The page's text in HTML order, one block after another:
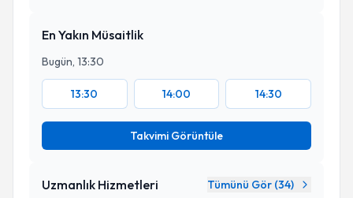
En Yakın Müsaitlik
Bugün, 13:30
13:30 14:00 14:30
Takvimi Görüntüle
Uzmanlık Hizmetleri Tümünü Gör (34)